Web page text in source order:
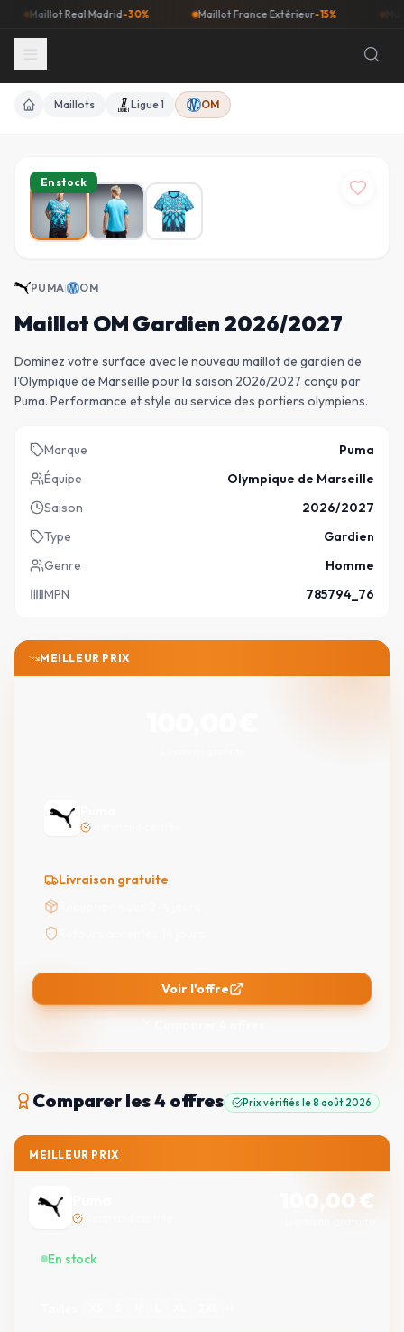
Real Madrid-30% Maillot France Extérieur-15% Maillot
Accueil
Maillots Ligue 1 OM
En stock
PUMA| OM
Maillot OM Gardien 2026/2027
Dominez votre surface avec le nouveau maillot de gardien de
l'Olympique de Marseille pour la saison 2026/2027 conçu par
Puma. Performance et style au service des portiers olympiens.
Marque
Puma
Équipe
Olympique de Marseille
Saison
2026/2027
Type
Gardien
Genre
Homme
MPN
785794_76
MEILLEUR PRIX
Livraison gratuite
Voir l'offre
Comparerles 4 offres Prix vérifiés le8 août 2026
MEILLEUR PRIX
100,00€
En stock